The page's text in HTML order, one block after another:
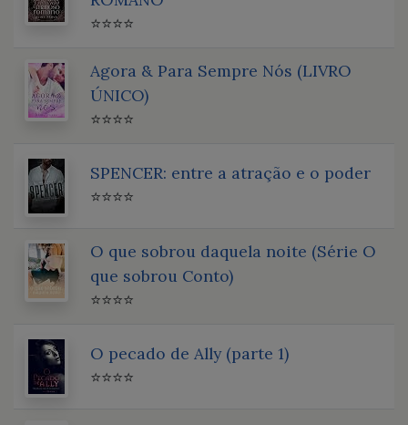
⭐⭐⭐⭐
Agora & Para Sempre Nós (LIVRO
ÚNICO)
⭐⭐⭐⭐
SPENCER: entre a atração e o poder
⭐⭐⭐⭐
O que sobrou daquela noite (Série O
que sobrou Conto)
⭐⭐⭐⭐
O pecado de Ally (parte 1)
⭐⭐⭐⭐